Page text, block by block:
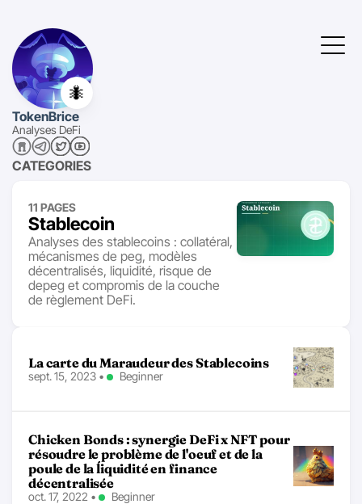
🐜
TokenBrice
Analyses DeFi
CATEGORIES
11 PAGES
Stablecoin
Analyses des stablecoins : collatéral,
mécanismes de peg, modèles
décentralisés, liquidité, risque de
depeg et compromis de la couche
de règlement DeFi.
La carte du Maraudeur des Stablecoins
sept. 15, 2023 • Beginner
Chicken Bonds : synergie DeFi x NFT pour
résoudre le problème de l'oeuf et de la
poule de la ĺiquidité en finance
décentralisée
oct. 17, 2022 • Beginner